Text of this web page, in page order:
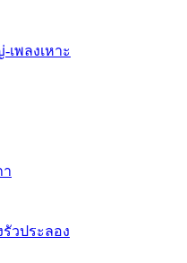
เพลงเหาะ
า
รัวประลอง